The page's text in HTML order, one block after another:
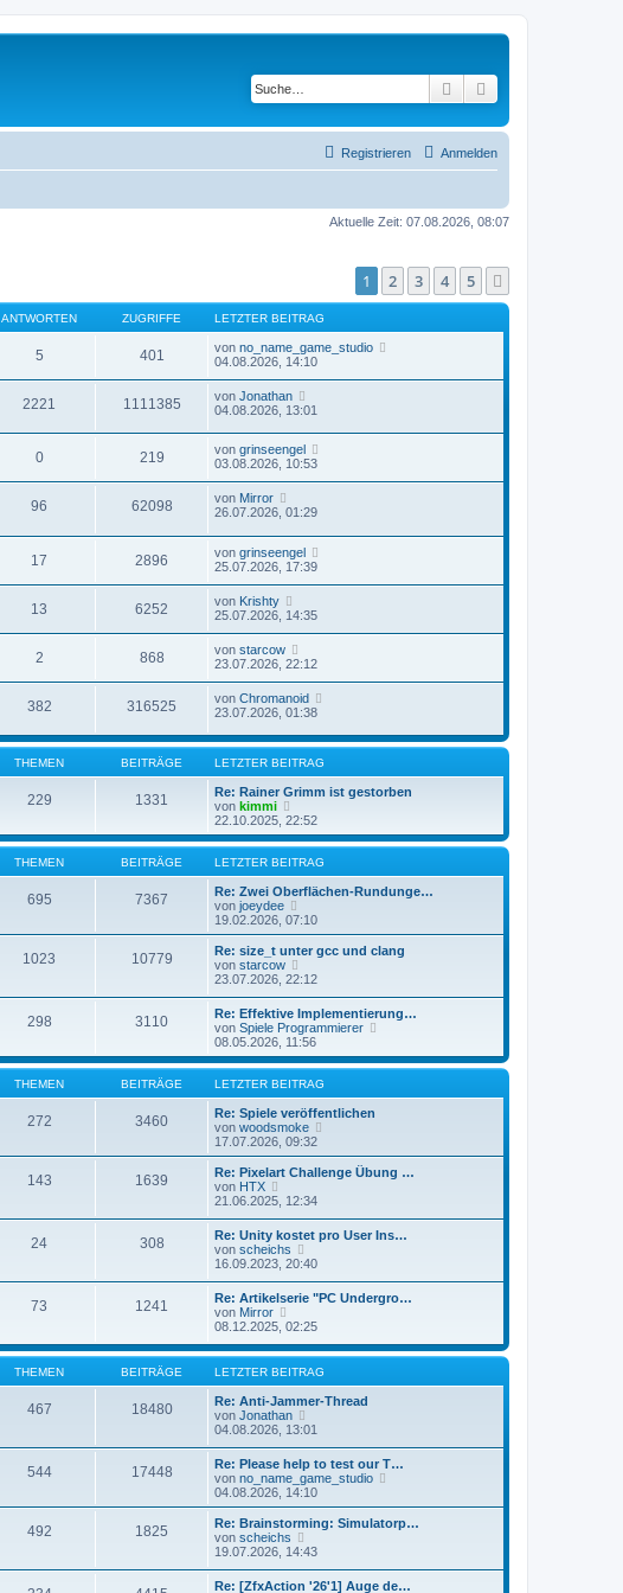
Suche
Anmelden
Registrieren
Aktuelle Zeit: 07.08.2026, 08:07
1 2 3 4 5
ANTWORTEN ZUGRIFFE LETZTER BEITRAG
5 401 von no_name_game_studio
04.08.2026, 14:10
2221 1111385 von Jonathan
04.08.2026, 13:01
0 219 von grinseengel
03.08.2026, 10:53
96 62098 von Mirror
26.07.2026, 01:29
17 2896 von grinseengel
25.07.2026, 17:39
13 6252 von Krishty
25.07.2026, 14:35
2 868 von starcow
23.07.2026, 22:12
382 316525 von Chromanoid
23.07.2026, 01:38
THEMEN BEITRÄGE LETZTER BEITRAG
229 1331
Re: Rainer Grimm ist gestorben
von kimmi
e
u
e
s
t
e
r
B
e
i
t
r
22.10.2025, 22:52
THEMEN BEITRÄGE LETZTER BEITRAG
695 7367
Re: Zwei Oberflächen-Rundunge…
von joeydee
e
u
e
t
B
e
i
t
a
19.02.2026, 07:10
1023 10779
Re: size_t unter gcc und clang
von starcow
e
s
t
e
r
B
e
i
t
r
a
23.07.2026, 22:12
298 3110
Re: Effektive Implementierung…
von Spiele Programmierer
u
e
t
e
i
08.05.2026, 11:56
THEMEN BEITRÄGE LETZTER BEITRAG
272 3460
Re: Spiele veröffentlichen
von woodsmoke
u
e
B
t
r
17.07.2026, 09:32
143 1639
Re: Pixelart Challenge Übung …
von HTX
e
s
t
e
r
B
e
t
r
a
g
21.06.2025, 12:34
24 308
Re: Unity kostet pro User Ins…
von scheichs
e
e
s
t
e
r
B
e
i
t
a
g
16.09.2023, 20:40
73 1241
Re: Artikelserie "PC Undergro…
von Mirror
e
e
s
t
e
r
B
i
t
r
a
g
08.12.2025, 02:25
THEMEN BEITRÄGE LETZTER BEITRAG
467 18480
Re: Anti-Jammer-Thread
von Jonathan
e
e
s
t
e
B
i
t
r
04.08.2026, 13:01
544 17448
Re: Please help to test our T…
von no_name_game_studio
u
e
04.08.2026, 14:10
492 1825
Re: Brainstorming: Simulatorp…
von scheichs
e
e
19.07.2026, 14:43
Re: [ZfxAction '26'1] Auge de…